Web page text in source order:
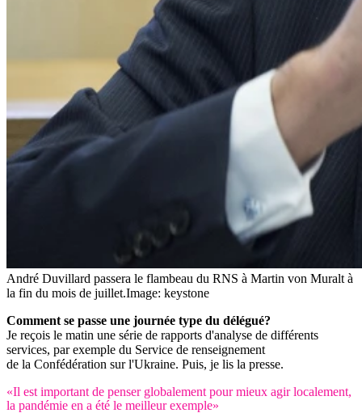
André Duvillard passera le flambeau du RNS à Martin von Muralt à
la fin du mois de juillet.Image: keystone
Comment se passe une journée type du délégué?
Je reçois le matin une série de rapports d'analyse de différents
services, par exemple du Service de renseignement
de la Confédération sur l'Ukraine. Puis, je lis la presse.
«Il est important de penser globalement pour mieux agir localement,
la pandémie en a été le meilleur exemple»